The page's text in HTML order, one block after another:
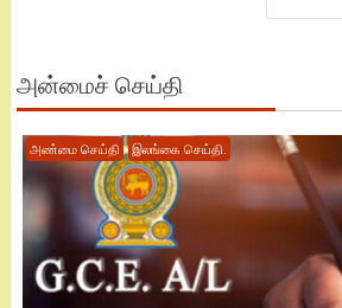
அன்மைச் செய்தி
அண்மை செய்தி இலங்கை செய்தி.